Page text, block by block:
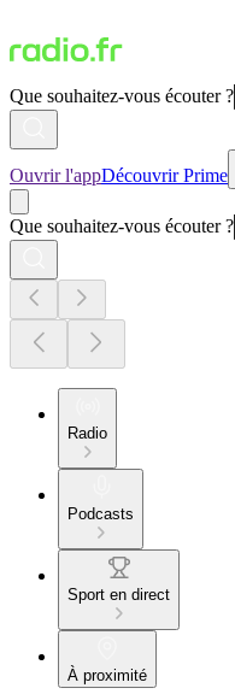
Que souhaitez-vous écouter ?
Ouvrir l'appDécouvrir Prime
Que souhaitez-vous écouter ?
Radio
Podcasts
Sport en direct
À proximité